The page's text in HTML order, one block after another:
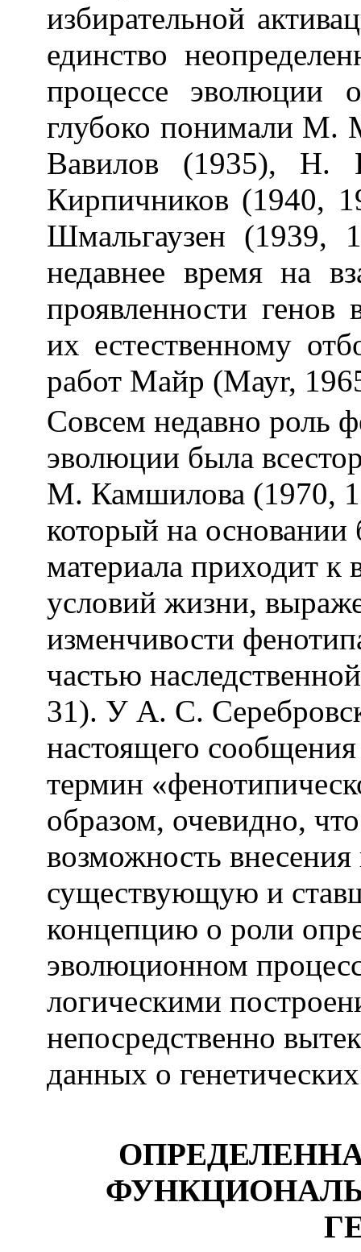
избирательной
единство
процессе эволюции
глубоко понимали М.
Вавилов (1935),
Кирпичников (1940,
Шмальгаузен (1939,
недавнее время на
проявленности
их естественному
работ Майр (Мауr,
Совсем недавно роль
эволюции была
М. Камшилова (1970,
который на основании
материала приходит к
условий жизни,
изменчивости
частью
31). У А. С.
настоящего
термин
образом, очевидно,
возможность
существующую и
концепцию о роли
эволюционном
логическими
непосредственно
данных о